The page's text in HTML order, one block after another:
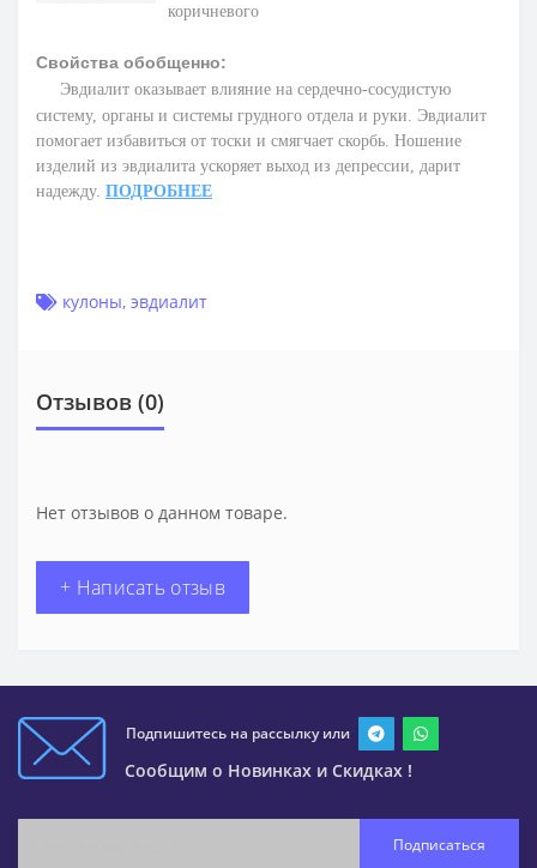
коричневого
Свойства обобщенно:
Эвдиалит оказывает влияние на сердечно-сосудистую
систему, органы и системы грудного отдела и руки. Эвдиалит
помогает избавиться от тоски и смягчает скорбь. Ношение
изделий из эвдиалита ускоряет выход из депрессии, дарит
надежду. ПОДРОБНЕЕ
кулоны, эвдиалит
Отзывов (0)
Нет отзывов о данном товаре.
+ Написать отзыв
Подпишитесь на рассылку или
Сообщим о Новинках и Скидках !
Подписаться